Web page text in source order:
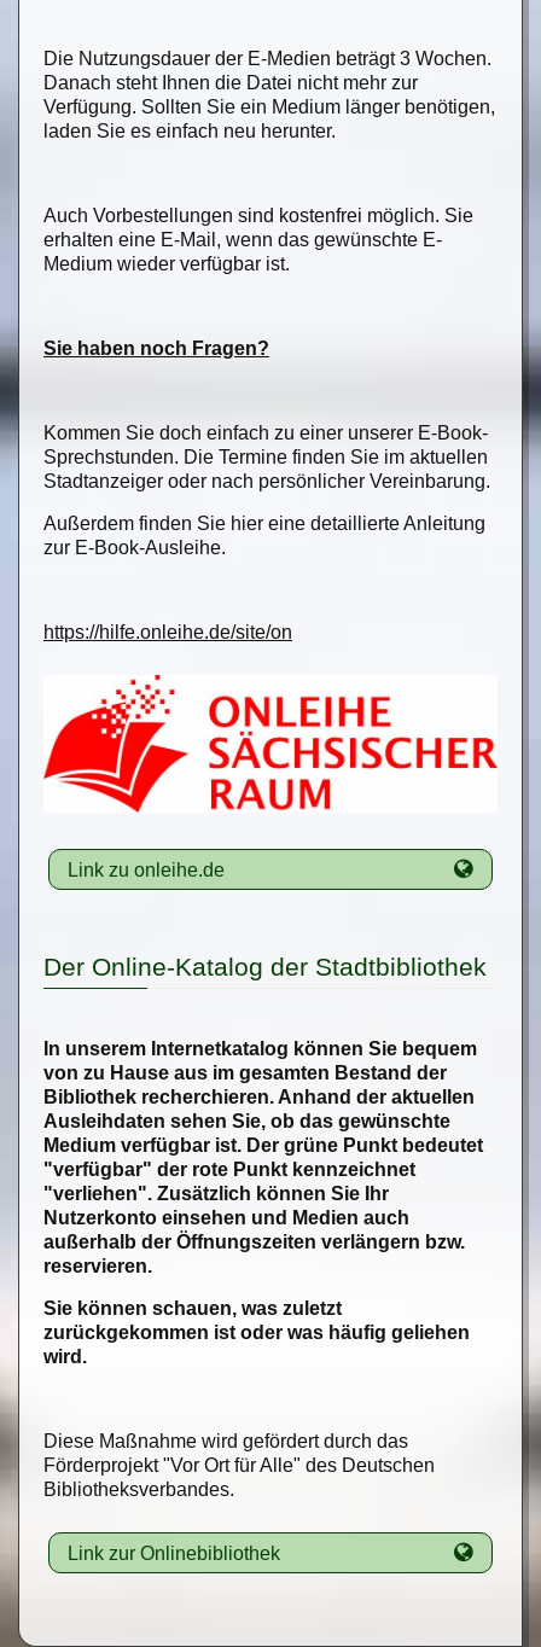
Die Nutzungsdauer der E-Medien beträgt 3 Wochen.
Danach steht Ihnen die Datei nicht mehr zur
Verfügung. Sollten Sie ein Medium länger benötigen,
laden Sie es einfach neu herunter.
Auch Vorbestellungen sind kostenfrei möglich. Sie
erhalten eine E-Mail, wenn das gewünschte E-
Medium wieder verfügbar ist.
Sie haben noch Fragen?
Kommen Sie doch einfach zu einer unserer E-Book-
Sprechstunden. Die Termine finden Sie im aktuellen
Stadtanzeiger oder nach persönlicher Vereinbarung.
Außerdem finden Sie hier eine detaillierte Anleitung
zur E-Book-Ausleihe.
https://hilfe.onleihe.de/site/on
Link zu onleihe.de
Der Online-Katalog der Stadtbibliothek
In unserem Internetkatalog können Sie bequem
von zu Hause aus im gesamten Bestand der
Bibliothek recherchieren. Anhand der aktuellen
Ausleihdaten sehen Sie, ob das gewünschte
Medium verfügbar ist. Der grüne Punkt bedeutet
"verfügbar" der rote Punkt kennzeichnet
"verliehen". Zusätzlich können Sie Ihr
Nutzerkonto einsehen und Medien auch
außerhalb der Öffnungszeiten verlängern bzw.
reservieren.
Sie können schauen, was zuletzt
zurückgekommen ist oder was häufig geliehen
wird.
Diese Maßnahme wird gefördert durch das
Förderprojekt "Vor Ort für Alle" des Deutschen
Bibliotheksverbandes.
Link zur Onlinebibliothek